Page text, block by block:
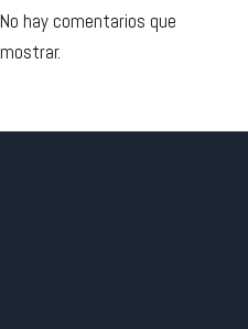
No hay comentarios que
mostrar.